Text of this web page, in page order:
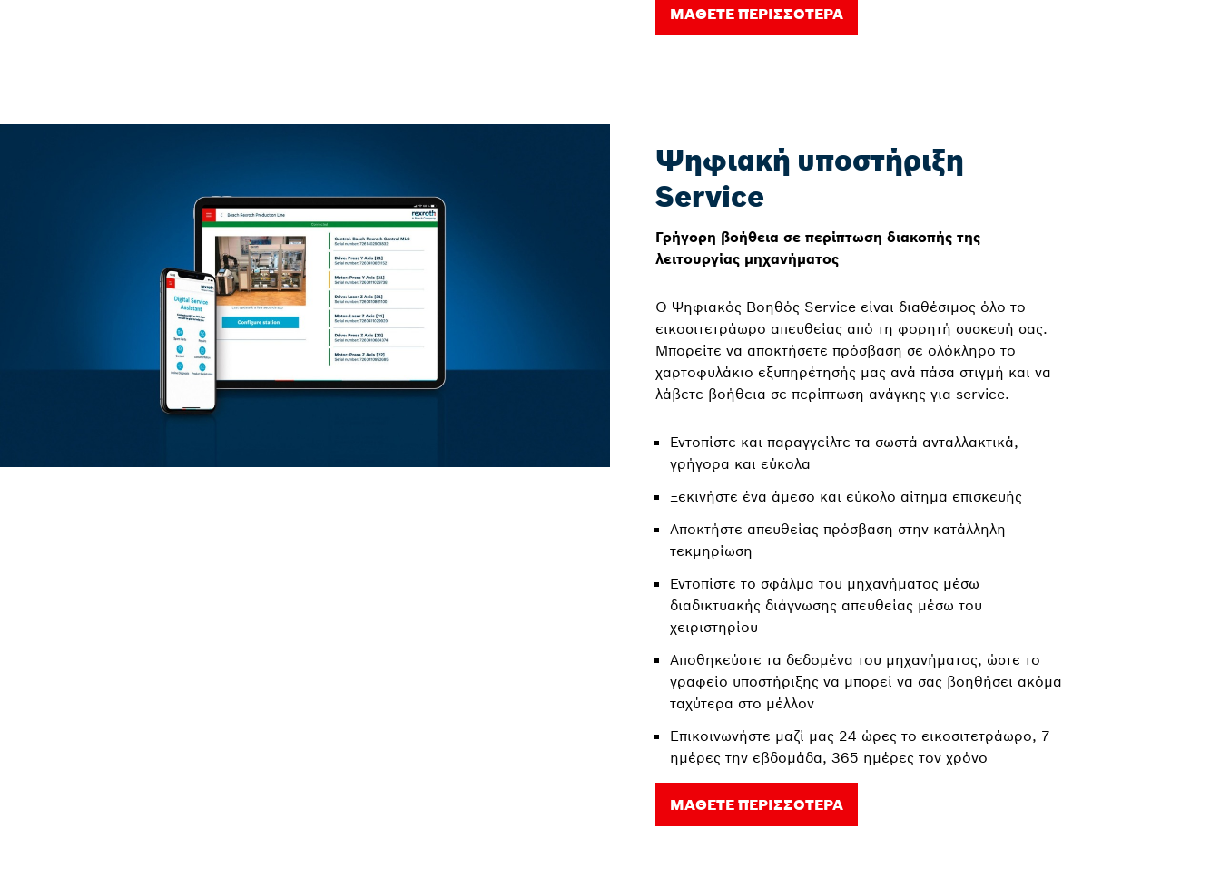
ΜΆΘΕΤΕ ΠΕΡΙΣΣΌΤΕΡΑ
Ψηφιακή υποστήριξη
Service
Γρήγορη βοήθεια σε περίπτωση διακοπής της
λειτουργίας μηχανήματος
Ο Ψηφιακός Βοηθός Service είναι διαθέσιμος όλο το
εικοσιτετράωρο απευθείας από τη φορητή συσκευή σας.
Μπορείτε να αποκτήσετε πρόσβαση σε ολόκληρο το
χαρτοφυλάκιο εξυπηρέτησής μας ανά πάσα στιγμή και να
λάβετε βοήθεια σε περίπτωση ανάγκης για service.
Εντοπίστε και παραγγείλτε τα σωστά ανταλλακτικά,
γρήγορα και εύκολα
Ξεκινήστε ένα άμεσο και εύκολο αίτημα επισκευής
Αποκτήστε απευθείας πρόσβαση στην κατάλληλη
τεκμηρίωση
Εντοπίστε το σφάλμα του μηχανήματος μέσω
διαδικτυακής διάγνωσης απευθείας μέσω του
χειριστηρίου
Αποθηκεύστε τα δεδομένα του μηχανήματος, ώστε το
γραφείο υποστήριξης να μπορεί να σας βοηθήσει ακόμα
ταχύτερα στο μέλλον
Επικοινωνήστε μαζί μας 24 ώρες το εικοσιτετράωρο, 7
ημέρες την εβδομάδα, 365 ημέρες τον χρόνο
ΜΆΘΕΤΕ ΠΕΡΙΣΣΌΤΕΡΑ